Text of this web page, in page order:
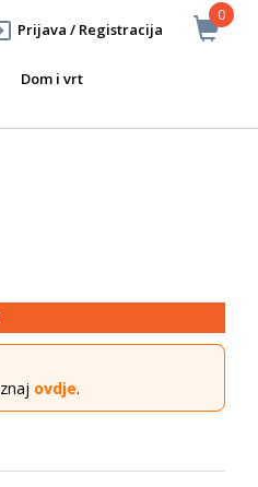
0
Prijava / Registracija
Dom i vrt
ovdje.